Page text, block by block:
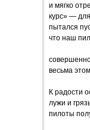
и мягко
курс» —
пытался
что наш
весьма
К радости
лужи и
пилоты